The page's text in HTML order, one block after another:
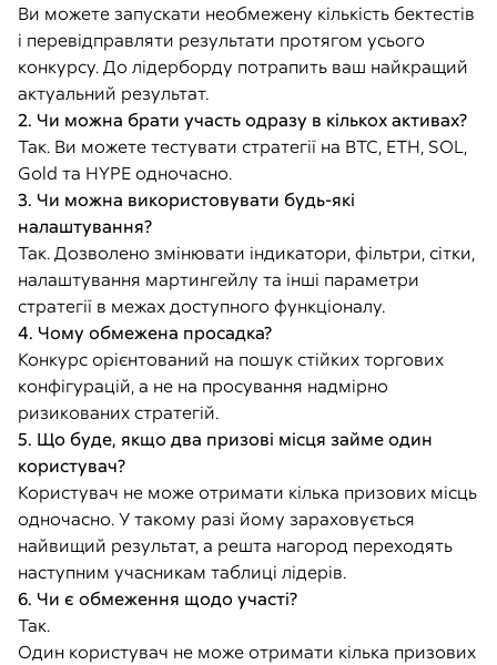
Ви можете запускати необмежену кількість бектестів
і перевідправляти результати протягом усього
конкурсу. До лідерборду потрапить ваш найкращий
актуальний результат.
2. Чи можна брати участь одразу в кількох активах?
Так. Ви можете тестувати стратегії на BTC, ETH, SOL,
Gold та HYPE одночасно.
3. Чи можна використовувати будь-які
налаштування?
Так. Дозволено змінювати індикатори, фільтри, сітки,
налаштування мартингейлу та інші параметри
стратегії в межах доступного функціоналу.
4. Чому обмежена просадка?
Конкурс орієнтований на пошук стійких торгових
конфігурацій, а не на просування надмірно
ризикованих стратегій.
5. Що буде, якщо два призові місця займе один
користувач?
Користувач не може отримати кілька призових місць
одночасно. У такому разі йому зараховується
найвищий результат, а решта нагород переходять
наступним учасникам таблиці лідерів.
6. Чи є обмеження щодо участі?
Так.
Один користувач не може отримати кілька призових